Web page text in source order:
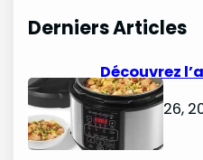
Derniers Articles
Découvrez
Starfrit
octobre 26,